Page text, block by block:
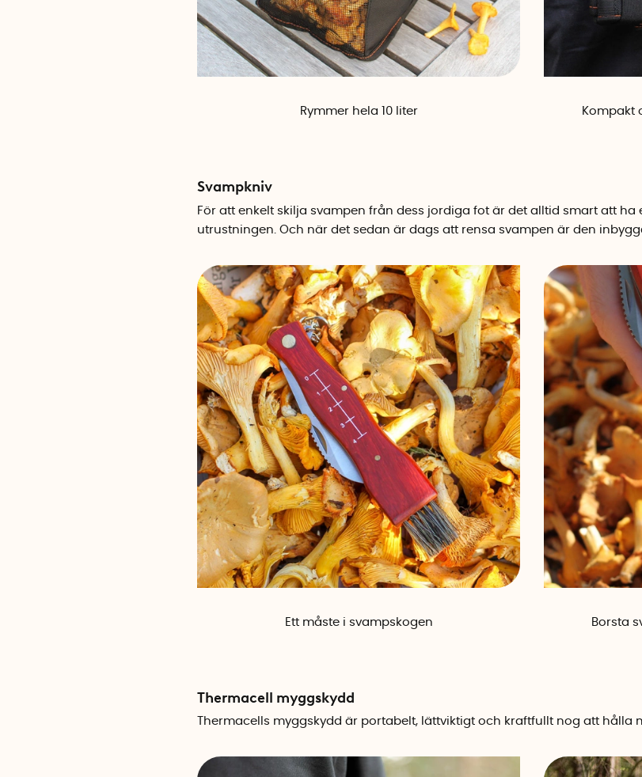
Rymmer hela 10 liter Kompakt
Svampkniv
För att enkelt skilja svampen från dess jordiga fot är det alltid smart att ha
utrustningen. Och när det sedan är dags att rensa svampen är den
Ett måste i svampskogen Borsta
Thermacell myggskydd
Thermacells myggskydd är portabelt, lättviktigt och kraftfullt nog att hålla